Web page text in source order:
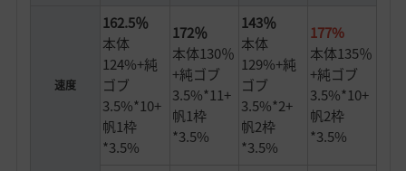
速度
162.5％
本体
124%+純
ゴブ
3.5%*10+
帆1枠
*3.5%
172％
本体130％
+純ゴブ
3.5%*11+
帆1枠
*3.5%
143％
本体
129%+純
ゴブ
3.5%*2+
帆2枠
*3.5%
177%
本体135％
+純ゴブ
3.5%*10+
帆2枠
*3.5%